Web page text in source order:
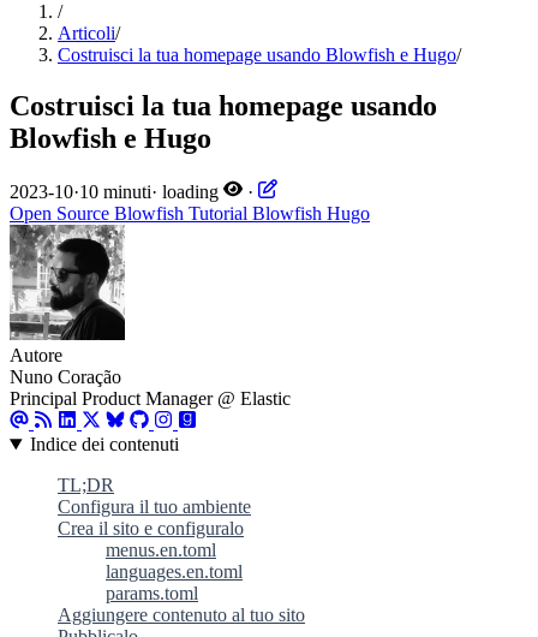
/
Articoli/
Costruisci la tua homepage usando Blowfish e Hugo/
Costruisci la tua homepage usando
Blowfish e Hugo
2023-10·10 minuti· loading
·
Open Source Blowfish Tutorial Blowfish Hugo
Autore
Nuno Coração
Principal Product Manager @ Elastic
Indice dei contenuti
TL;DR
Configura il tuo ambiente
Crea il sito e configuralo
menus.en.toml
languages.en.toml
params.toml
Aggiungere contenuto al tuo sito